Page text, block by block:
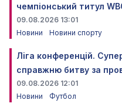
чемпіонський титул
09.08.2026 13:01
Новини
Новини спорту
Ліга конференцій.
справжню битву за
09.08.2026 12:01
Новини
Футбол